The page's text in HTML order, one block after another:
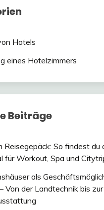
Hotels
eines Hotelzimmers
Beiträge
Reisegepäck: So findest
für Workout, Spa und
als
Von der Landtechnik bis zur